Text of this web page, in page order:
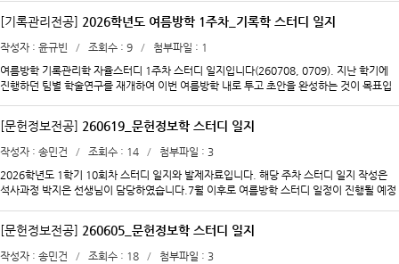
[기록관리전공] 2026학년도 여름방학 1주차_기록학 스터디 일지
작성자 윤규빈 조회수 9 첨부파일
1
여름방학 기록관리학 자율스터디 1주차 스터디 일지입니다(260708, 0709). 지난 학기에
진행하던 팀별 학술연구를 재개하여 이번 여름방학 내로 투고 초안을 완성하는 것이 목표입
의를 진행하고 각 회의록을 취합하는 방식으로 금번 스터디 일지를 작성하였습니다. 대면 연
구경과보고 합동 스터디가 격주로 계획되어 있습니다. 이번 방학에도 기록관리학전공 석사
[문헌정보전공] 260619_문헌정보학 스터디 일지
작성자 송민건 조회수 14 첨부파일
3
2026학년도 1학기 10회차 스터디 일지와 발제자료입니다. 해당 주차 스터디 일지 작성은
석사과정 박지은 선생님이 담당하였습니다.7월 이후로 여름방학 스터디 일정이 진행될 예정
[문헌정보전공] 260605_문헌정보학 스터디 일지
작성자 송민건 조회수 18 첨부파일
3